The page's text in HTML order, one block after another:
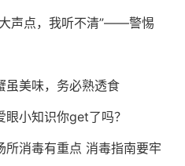
声点，我听不清”——警惕
虽美味，务必熟透食
小知识你get了吗？
所消毒有重点 消毒指南要牢